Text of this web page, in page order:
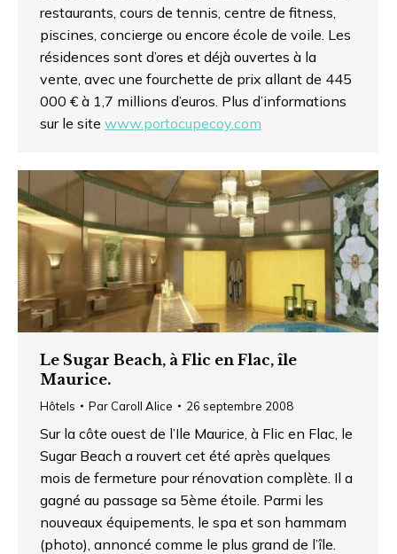
restaurants, cours de tennis, centre de fitness,
piscines, concierge ou encore école de voile. Les
résidences sont d’ores et déjà ouvertes à la
vente, avec une fourchette de prix allant de 445
000 € à 1,7 millions d’euros. Plus d’informations
sur le site www.portocupecoy.com
Le Sugar Beach, à Flic en Flac, île
Maurice.
Hôtels Par Caroll Alice 26 septembre 2008
Sur la côte ouest de l’Ile Maurice, à Flic en Flac, le
Sugar Beach a rouvert cet été après quelques
mois de fermeture pour rénovation complète. Il a
gagné au passage sa 5ème étoile. Parmi les
nouveaux équipements, le spa et son hammam
(photo), annoncé comme le plus grand de l’île.